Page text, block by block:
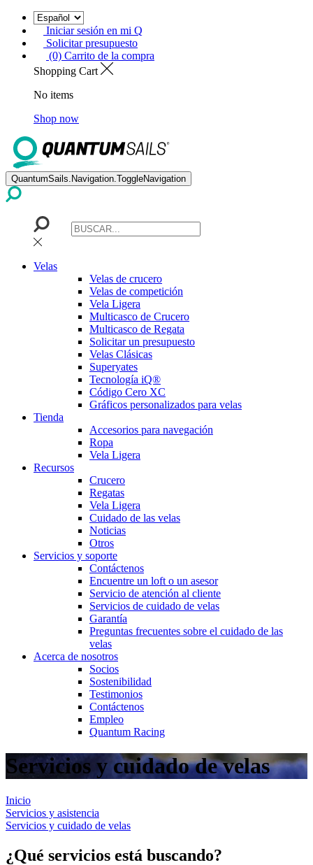
Iniciar sesión en mi Q
Solicitar presupuesto
(0) Carrito de la compra
Shopping Cart
No items
Shop now
QuantumSails.Navigation.ToggleNavigation
Velas
Velas de crucero
Velas de competición
Vela Ligera
Multicasco de Crucero
Multicasco de Regata
Solicitar un presupuesto
Velas Clásicas
Superyates
Tecnología iQ®
Código Cero XC
Gráficos personalizados para velas
Tienda
Accesorios para navegación
Ropa
Vela Ligera
Recursos
Crucero
Regatas
Vela Ligera
Cuidado de las velas
Noticias
Otros
Servicios y soporte
Contáctenos
Encuentre un loft o un asesor
Servicio de atención al cliente
Servicios de cuidado de velas
Garantía
Preguntas frecuentes sobre el cuidado de las
velas
Acerca de nosotros
Socios
Sostenibilidad
Testimonios
Contáctenos
Empleo
Quantum Racing
Servicios y cuidado de velas
Inicio
Servicios y asistencia
Servicios y cuidado de velas
¿Qué servicios está buscando?